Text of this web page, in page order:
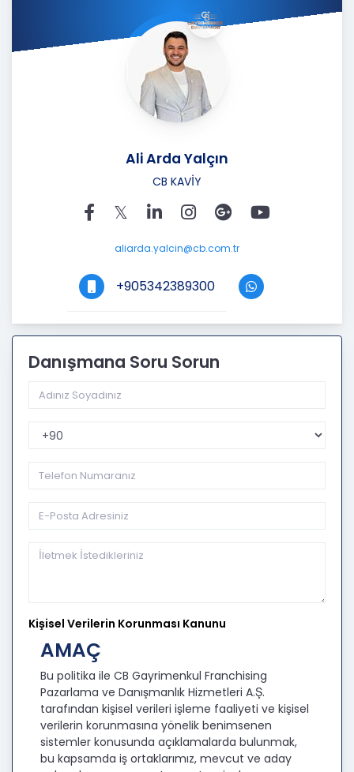
Ali Arda Yalçın
CB KAVİY
aliarda.yalcin@cb.com.tr
+905342389300
Danışmana Soru Sorun
Telefon Kodu
Kişisel Verilerin Korunması Kanunu
AMAÇ
Bu politika ile CB Gayrimenkul Franchising
Pazarlama ve Danışmanlık Hizmetleri A.Ş.
tarafından kişisel verileri işleme faaliyeti ve kişisel
verilerin korunmasına yönelik benimsenen
sistemler konusunda açıklamalarda bulunmak,
bu kapsamda iş ortaklarımız, mevcut ve aday